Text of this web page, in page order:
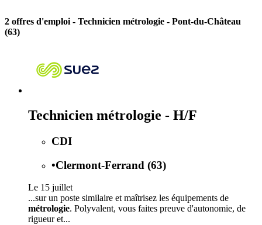
2 offres d'emploi - Technicien métrologie - Pont-du-Château
(63)
Technicien métrologie - H/F
CDI
•Clermont-Ferrand (63)
Le 15 juillet
...sur un poste similaire et maîtrisez les équipements de
métrologie. Polyvalent, vous faites preuve d'autonomie, de
rigueur et...